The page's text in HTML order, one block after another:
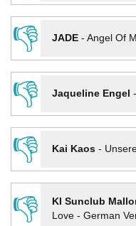
👎
JADE- Angel Of
👎
Jaqueline Engel -
👎
Kai Kaos-
👎
KI Sunclub
Love - German